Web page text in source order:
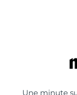
Une minute